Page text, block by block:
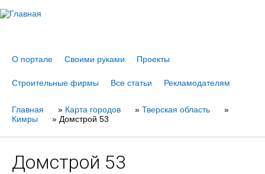
О портале Своими руками Проекты
Строительные фирмы Все статьи Рекламодателям
Вы
Главная » Карта городов » Тверская область
»
Кимры
» Домстрой 53
Домстрой 53